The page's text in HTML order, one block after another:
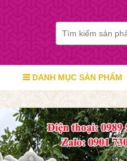
DANH MỤC SẢN PHẨM